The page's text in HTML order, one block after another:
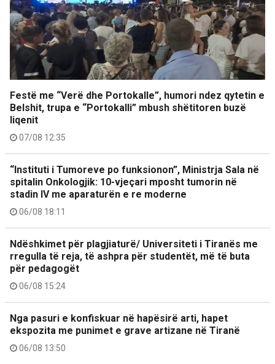
Festë me “Verë dhe Portokalle”, humori ndez qytetin e
Belshit, trupa e “Portokalli” mbush shëtitoren buzë
liqenit
07/08 12:35
“Instituti i Tumoreve po funksionon”, Ministrja Sala në
spitalin Onkologjik: 10-vjeçari mposht tumorin në
stadin IV me aparaturën e re moderne
06/08 18:11
Ndëshkimet për plagjiaturë/ Universiteti i Tiranës me
rregulla të reja, të ashpra për studentët, më të buta
për pedagogët
06/08 15:24
Nga pasuri e konfiskuar në hapësirë arti, hapet
ekspozita me punimet e grave artizane në Tiranë
06/08 13:50